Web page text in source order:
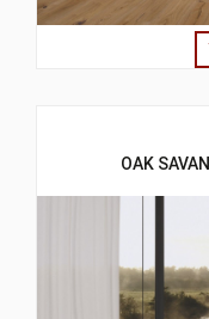
OAK